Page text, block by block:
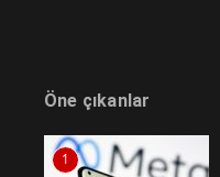
Öne çıkanlar
1